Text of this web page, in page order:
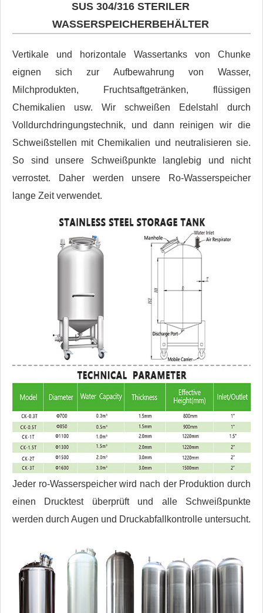
SUS 304/316 STERILER
WASSERSPEICHERBEHÄLTER
Vertikale und horizontale Wassertanks von Chunke
eignen sich zur Aufbewahrung von Wasser,
Milchprodukten, Fruchtsaftgetränken, flüssigen
Chemikalien usw. Wir schweißen Edelstahl durch
Volldurchdringungstechnik, und dann reinigen wir die
Schweißstellen mit Chemikalien und neutralisieren sie.
So sind unsere Schweißpunkte langlebig und nicht
verrostet. Daher werden unsere Ro-Wasserspeicher
lange Zeit verwendet.
Jeder ro-Wasserspeicher wird nach der Produktion durch
einen Drucktest überprüft und alle Schweißpunkte
werden durch Augen und Druckabfallkontrolle untersucht.